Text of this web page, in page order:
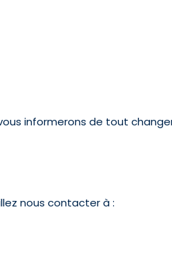
informerons de tout
nous contacter à :